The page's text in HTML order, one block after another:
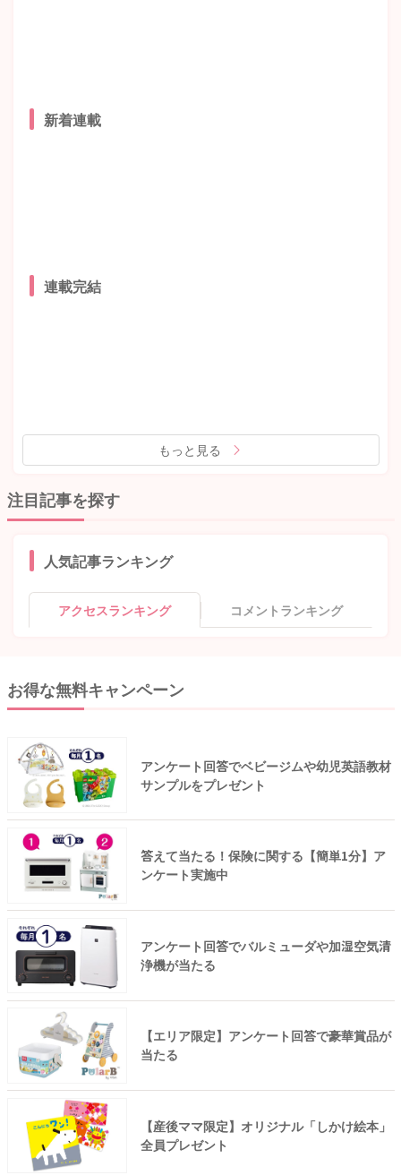
新着連載
連載完結
もっと見る
注目記事を探す
人気記事ランキング
アクセスランキング コメントランキング
お得な無料キャンペーン
アンケート回答でベビージムや幼児英語教材
サンプルをプレゼント
答えて当たる！保険に関する【簡単1分】ア
ンケート実施中
アンケート回答でバルミューダや加湿空気清
浄機が当たる
【エリア限定】アンケート回答で豪華賞品が
当たる
【産後ママ限定】オリジナル「しかけ絵本」
全員プレゼント